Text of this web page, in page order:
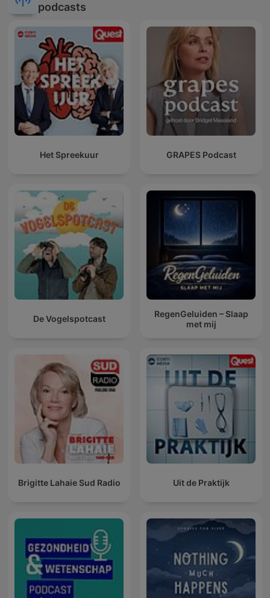
podcasts
Het Spreekuur GRAPES Podcast
De Vogelspotcast
RegenGeluiden – Slaap
met mij
Brigitte Lahaie Sud Radio Uit de Praktijk